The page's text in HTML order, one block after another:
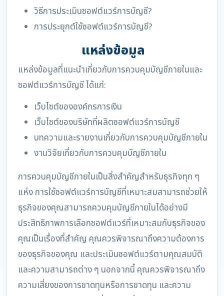
วิธีการประเมินซอฟต์แวร์การบัญชี?
การประยุกต์ใช้ซอฟต์แวร์การบัญชี?
แหล่งข้อมูล
แหล่งข้อมูลที่แนะนำเกี่ยวกับการควบคุมบัญชีภายในและ
ซอฟต์แวร์การบัญชี ได้แก่:
เว็บไซต์ขององค์กรการเงิน
เว็บไซต์ของบริษัทที่ผลิตซอฟต์แวร์การบัญชี
บทความและรายงานเกี่ยวกับการควบคุมบัญชีภายใน
งานวิจัยเกี่ยวกับการควบคุมบัญชีภายใน
การควบคุมบัญชีภายในเป็นสิ่งสำคัญสำหรับธุรกิจทุก ๆ
แห่ง การใช้ซอฟต์แวร์การบัญชีที่เหมาะสมสามารถช่วยให้
ธุรกิจของคุณสามารถควบคุมบัญชีภายในได้อย่างมี
ประสิทธิภาพการเลือกซอฟต์แวร์ที่เหมาะสมกับธุรกิจของ
คุณเป็นเรื่องที่สำคัญ คุณควรพิจารณาถึงความต้องการ
ของธุรกิจของคุณ และประเมินซอฟต์แวร์ตามคุณสมบัติ
และความสามารถต่าง ๆ นอกจากนี้ คุณควรพิจารณาถึง
ความเสี่ยงของการขาดทุนหรือการขาดทุน และความ